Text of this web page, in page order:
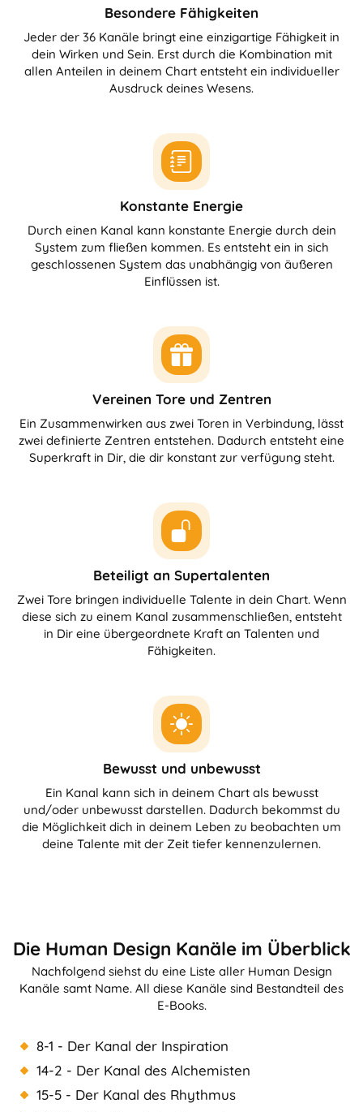
Besondere Fähigkeiten
Jeder der 36 Kanäle bringt eine einzigartige Fähigkeit in
dein Wirken und Sein. Erst durch die Kombination mit
allen Anteilen in deinem Chart entsteht ein individueller
Ausdruck deines Wesens.
Konstante Energie
Durch einen Kanal kann konstante Energie durch dein
System zum fließen kommen. Es entsteht ein in sich
geschlossenen System das unabhängig von äußeren
Einflüssen ist.
Vereinen Tore und Zentren
Ein Zusammenwirken aus zwei Toren in Verbindung, lässt
zwei definierte Zentren entstehen. Dadurch entsteht eine
Superkraft in Dir, die dir konstant zur verfügung steht.
Beteiligt an Supertalenten
Zwei Tore bringen individuelle Talente in dein Chart. Wenn
diese sich zu einem Kanal zusammenschließen, entsteht
in Dir eine übergeordnete Kraft an Talenten und
Fähigkeiten.
Bewusst und unbewusst
Ein Kanal kann sich in deinem Chart als bewusst
und/oder unbewusst darstellen. Dadurch bekommst du
die Möglichkeit dich in deinem Leben zu beobachten um
deine Talente mit der Zeit tiefer kennenzulernen.
Die Human Design Kanäle im Überblick
Nachfolgend siehst du eine Liste aller Human Design
Kanäle samt Name. All diese Kanäle sind Bestandteil des
E-Books.
8-1 - Der Kanal der Inspiration
14-2 - Der Kanal des Alchemisten
15-5 - Der Kanal des Rhythmus